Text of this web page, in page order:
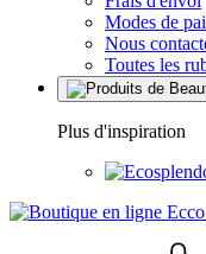
Modes de
Nous
Toutes les
Plus d'inspiration